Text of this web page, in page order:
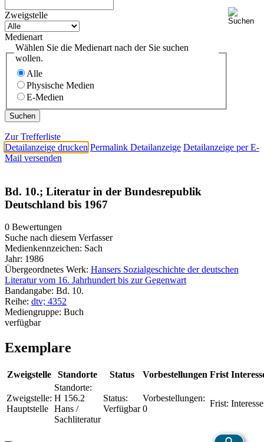
Zweigstelle
Medienart
Wählen Sie die Medienart nach der Sie suchen
wollen.
Alle
Physische Medien
E-Medien
Zur Trefferliste
Detailanzeige drucken Permalink Detailanzeige Detailanzeige per E-
Mail versenden
Bd. 10.; Literatur in der Bundesrepublik
Deutschland bis 1967
0 Bewertungen
Suche nach diesem Verfasser
Medienkennzeichen: Sach
Jahr: 1986
Übergeordnetes Werk: Hansers Sozialgeschichte der deutschen
Literatur vom 16. Jahrhundert bis zur Gegenwart
Bandangabe: Bd. 10.
Reihe: dtv; 4352
Mediengruppe: Buch
verfügbar
Exemplare
Zweigstelle Standorte Status Vorbestellungen Frist
Zweigstelle:
Hauptstelle
Standorte:
H 156.2
Hans /
Sachliteratur
Status:
Verfügbar
Vorbestellungen:
0
Frist: